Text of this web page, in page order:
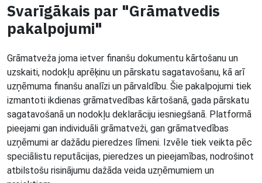
Svarīgākais par "Grāmatvedis
pakalpojumi"
Grāmatveža joma ietver finanšu dokumentu kārtošanu un
uzskaiti, nodokļu aprēķinu un pārskatu sagatavošanu, kā arī
uzņēmuma finanšu analīzi un pārvaldību. Šie pakalpojumi tiek
izmantoti ikdienas grāmatvedības kārtošanā, gada pārskatu
sagatavošanā un nodokļu deklarāciju iesniegšanā. Platformā
pieejami gan individuāli grāmatveži, gan grāmatvedības
uzņēmumi ar dažādu pieredzes līmeni. Izvēle tiek veikta pēc
speciālistu reputācijas, pieredzes un pieejamības, nodrošinot
atbilstošu risinājumu dažāda veida uzņēmumiem un